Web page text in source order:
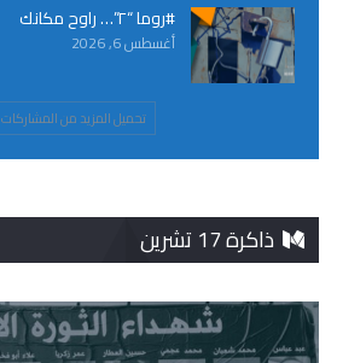
#روما “٢”… راوح مكانك
أغسطس 6, 2026
تحميل المزيد من المشاركات
ذاكرة 17 تشرين